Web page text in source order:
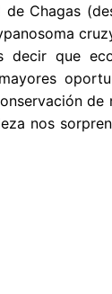
Chagas
que
de
nos